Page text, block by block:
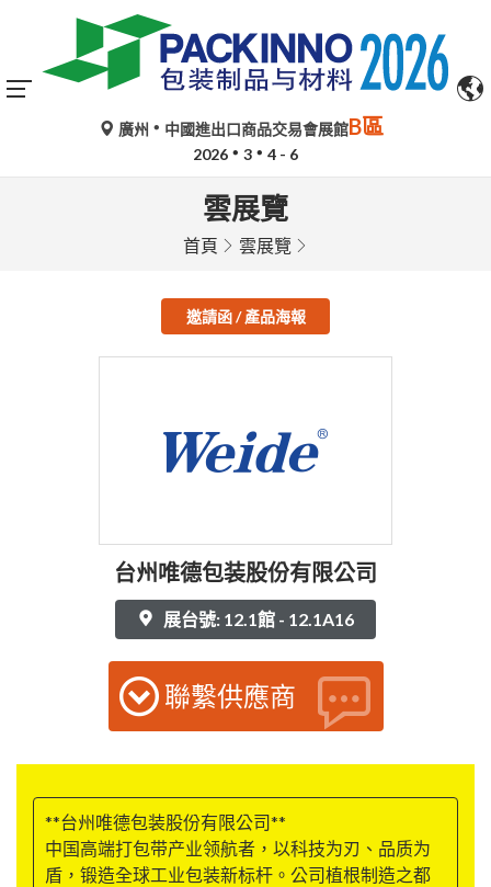
廣州 中國進出口商品交易會展館B區
2026 3 4 - 6
雲展覽
首頁 雲展覽
邀請函 / 產品海報
台州唯德包装股份有限公司
展台號: 12.1館 - 12.1A16
聯繫供應商
**台州唯德包装股份有限公司**
中国高端打包带产业领航者，以科技为刃、品质为
盾，锻造全球工业包装新标杆。公司植根制造之都